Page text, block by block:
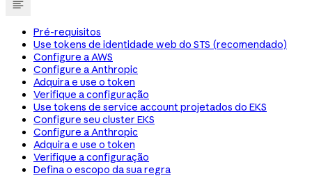
Pré-requisitos
Use tokens de identidade web do STS (recomendado)
Configure a AWS
Configure a Anthropic
Adquira e use o token
Verifique a configuração
Use tokens de service account projetados do EKS
Configure seu cluster EKS
Configure a Anthropic
Adquira e use o token
Verifique a configuração
Defina o escopo da sua regra